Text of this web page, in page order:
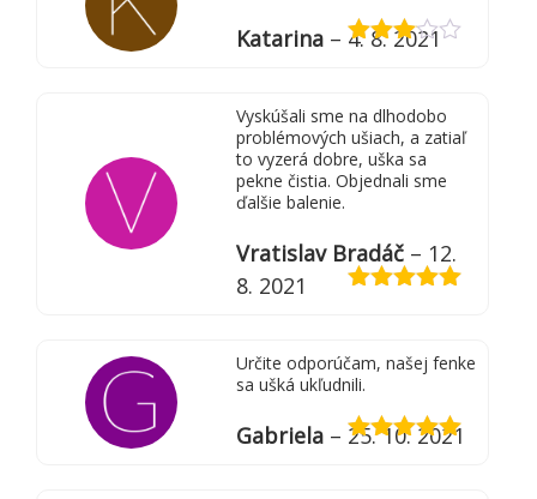
Katarina – 4. 8. 2021
Vyskúšali sme na dlhodobo
problémových ušiach, a zatiaľ
to vyzerá dobre, uška sa
pekne čistia. Objednali sme
ďalšie balenie.
Vratislav Bradáč – 12.
8. 2021
Určite odporúčam, našej fenke
sa ušká ukľudnili.
Gabriela – 25. 10. 2021